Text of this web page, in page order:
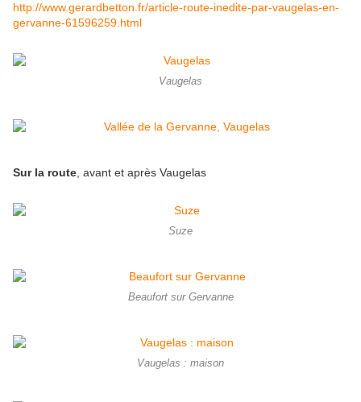
http://www.gerardbetton.fr/article-route-inedite-par-vaugelas-en-
gervanne-61596259.html
Vaugelas
Sur la route , avant et après Vaugelas
Suze
Beaufort sur Gervanne
Vaugelas : maison